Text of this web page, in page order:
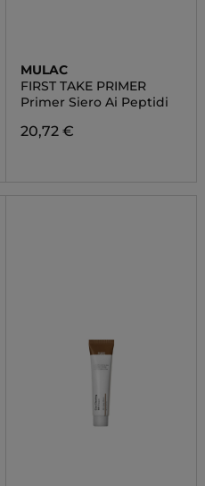
MULAC
FIRST TAKE PRIMER
Primer Siero Ai Peptidi
20,72 €